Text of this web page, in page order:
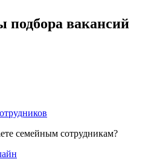
вакансий
семейным сотрудникам?